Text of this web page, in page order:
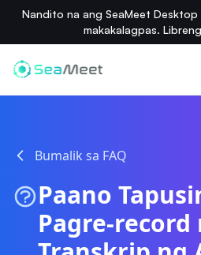
Nandito na ang SeaMeet
makakalagpas.
Bumalik sa FAQ
Paano
Pagre-record